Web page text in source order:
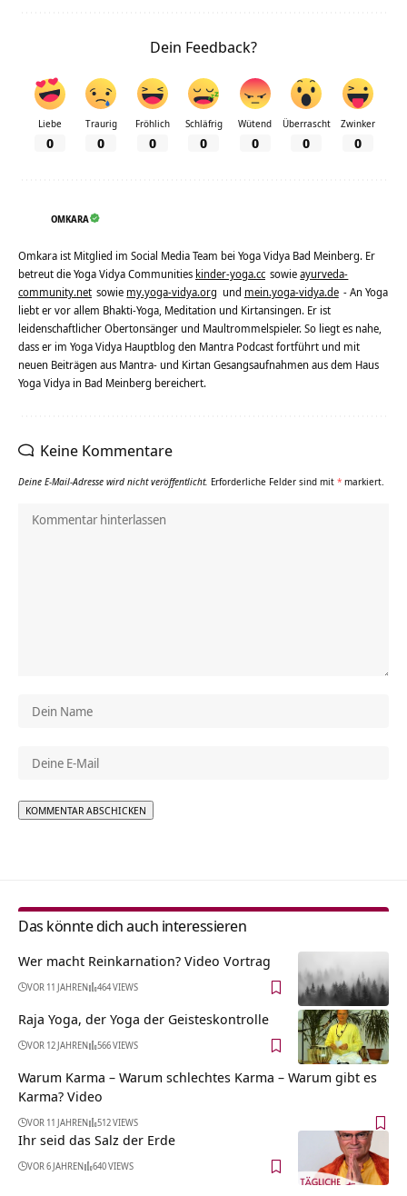
Dein Feedback?
Liebe
0
Traurig
0
Fröhlich
0
Schläfrig
0
Wütend
0
Überrascht
0
Zwinker
0
OMKARA
Omkara ist Mitglied im Social Media Team bei Yoga Vidya Bad Meinberg. Er
betreut die Yoga Vidya Communities kinder-yoga.cc sowieayurveda-
community.net sowie my.yoga-vidya.org und mein.yoga-vidya.de - An Yoga
liebt er vor allem Bhakti-Yoga, Meditation und Kirtansingen. Er ist
leidenschaftlicher Obertonsänger und Maultrommelspieler. So liegt es nahe,
dass er im Yoga Vidya Hauptblog den Mantra Podcast fortführt und mit
neuen Beiträgen aus Mantra- und Kirtan Gesangsaufnahmen aus dem Haus
Yoga Vidya in Bad Meinberg bereichert.
Keine Kommentare
Deine E-Mail-Adresse wird nicht veröffentlicht. Erforderliche Felder sind mit * markiert.
Das könnte dich auch interessieren
Wer macht Reinkarnation? Video Vortrag
VOR 11 JAHREN 464 VIEWS
Raja Yoga, der Yoga der Geisteskontrolle
VOR 12 JAHREN 566 VIEWS
Warum Karma – Warum schlechtes Karma – Warum gibt es
Karma? Video
VOR 11 JAHREN 512 VIEWS
Ihr seid das Salz der Erde
VOR 6 JAHREN 640 VIEWS